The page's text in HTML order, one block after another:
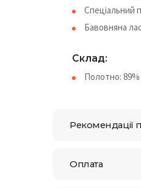
Спеціальний
Бавовняна
Склад:
Полотно: 89%
Рекомендації
Оплата